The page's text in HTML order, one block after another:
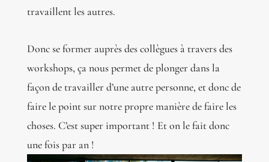
travaillent les autres.
Donc se former auprès des collègues à travers des
workshops, ça nous permet de plonger dans la
façon de travailler d’une autre personne, et donc de
faire le point sur notre propre manière de faire les
choses. C’est super important ! Et on le fait donc
une fois par an !